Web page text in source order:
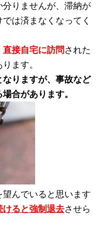
りませんが、滞納が
は済まなくなってく
直接自宅に訪問された
ます。
りますが、事故など
合があります。
んでいると思います
ると強制退去させら